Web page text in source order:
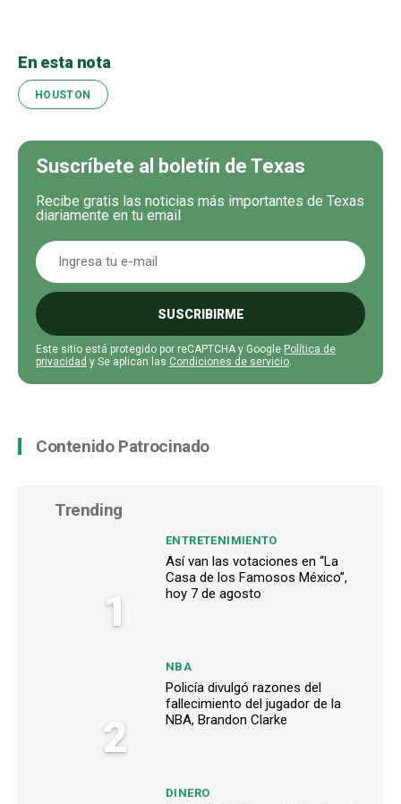
En esta nota
HOUSTON
Suscríbete al boletín de Texas
Recibe gratis las noticias más importantes de Texas
diariamente en tu email
SUSCRIBIRME
Este sitio está protegido por reCAPTCHA y Google Política de
privacidad y Se aplican las Condiciones de servicio
Contenido Patrocinado
Trending
1
ENTRETENIMIENTO
Así van las votaciones en “La
Casa de los Famosos México”,
hoy 7 de agosto
2
NBA
Policía divulgó razones del
fallecimiento del jugador de la
NBA, Brandon Clarke
DINERO